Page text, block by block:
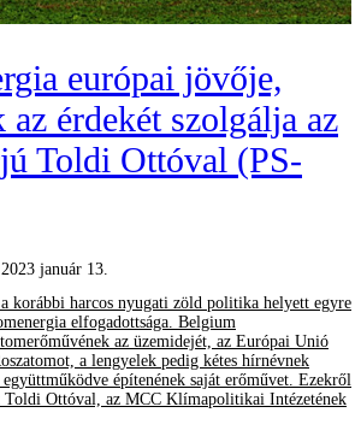
európai jövője,
az érdekét szolgálja az
Toldi Ottóval (PS-
2023 január 13.
korábbi harcos nyugati zöld politika helyett egyre
elfogadottsága. Belgium
az üzemidejét, az Európai Unió
a lengyelek pedig kétes hírnévnek
építenének saját erőművet. Ezekről
Toldi Ottóval, az MCC Klímapolitikai Intézetének